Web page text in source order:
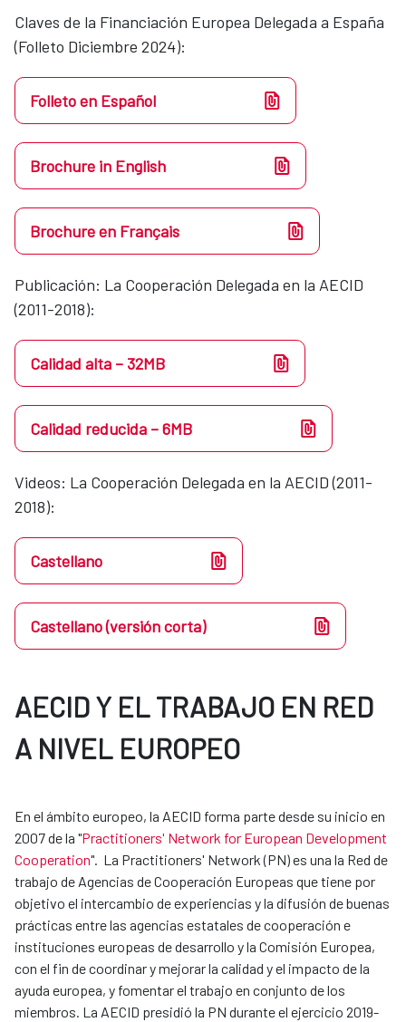
Claves de la Financiación Europea Delegada a España
(Folleto Diciembre 2024):
Folleto en Español
Brochure in English
Brochure en Français
Publicación: La Cooperación Delegada en la AECID
(2011-2018):
Calidad alta – 32MB
Calidad reducida – 6MB
Videos​​: La Cooperación Delegada en la AECID (2011-
2018):
Castellano
Castellano (versión corta)
AECID Y EL TRABAJO EN RED
A NIVEL EUROPEO
En el ámbito europeo, la AECID forma parte desde su inicio en
2007 de la "Practitioners' Network for European Development
Cooperation". La Practitioners' Network (PN) es una la Red de
trabajo de Agencias de Cooperación Europeas que tiene por
objetivo el intercambio de experiencias y la difusión de buenas
prácticas entre las agencias estatales de cooperación e
instituciones europeas de desarrollo y la Comisión Europea,
con el fin de coordinar y mejorar la calidad y el impacto de la
ayuda europea, y fomentar el trabajo en conjunto de los
miembros. La AECID presidió la PN durante el ejercicio 2019-